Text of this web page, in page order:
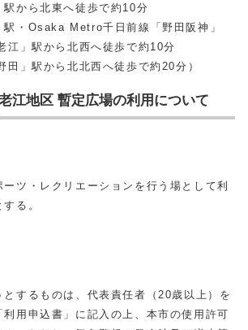
駅から北東へ徒歩で約10分
・Osaka Metro千日前線「野田阪神」
江」駅から北西へ徒歩で約10分
」駅から北北西へ徒歩で約20分）
江地区 暫定広場の利用について
ツ・レクリエーションを行う場として利
る。
するものは、代表責任者（20歳以上）を
利用申込書」に記入の上、本市の使用許可